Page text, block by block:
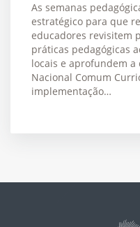
As semanas
estratégico para que
educadores revisitem
práticas pedagógicas
locais e aprofundem a
Nacional Comum
implementação…